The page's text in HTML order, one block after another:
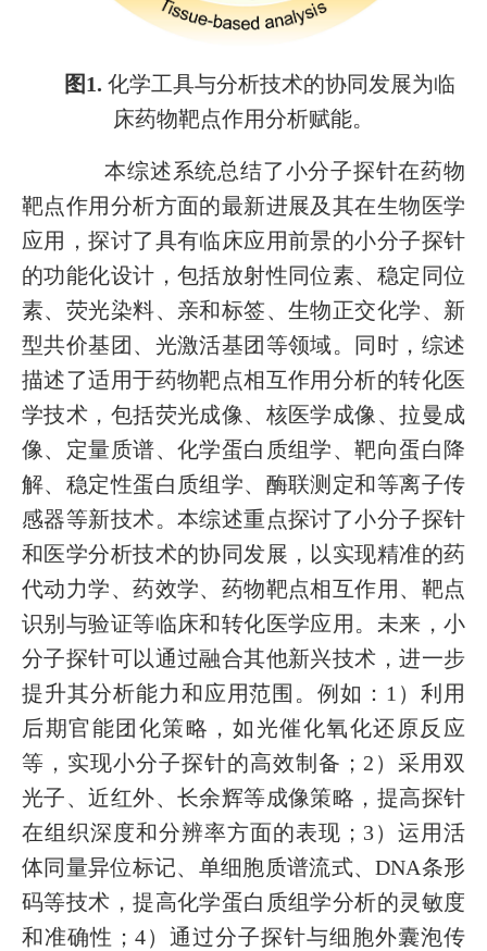
图1. 化学工具与分析技术的协同发展为临
床药物靶点作用分析赋能。
本综述系统总结了小分子探针在药物
靶点作用分析方面的最新进展及其在生物医学
应用，探讨了具有临床应用前景的小分子探针
的功能化设计，包括放射性同位素、稳定同位
素、荧光染料、亲和标签、生物正交化学、新
型共价基团、光激活基团等领域。同时，综述
描述了适用于药物靶点相互作用分析的转化医
学技术，包括荧光成像、核医学成像、拉曼成
像、定量质谱、化学蛋白质组学、靶向蛋白降
解、稳定性蛋白质组学、酶联测定和等离子传
感器等新技术。本综述重点探讨了小分子探针
和医学分析技术的协同发展，以实现精准的药
代动力学、药效学、药物靶点相互作用、靶点
识别与验证等临床和转化医学应用。未来，小
分子探针可以通过融合其他新兴技术，进一步
提升其分析能力和应用范围。例如：1）利用
后期官能团化策略，如光催化氧化还原反应
等，实现小分子探针的高效制备；2）采用双
光子、近红外、长余辉等成像策略，提高探针
在组织深度和分辨率方面的表现；3）运用活
体同量异位标记、单细胞质谱流式、DNA条形
码等技术，提高化学蛋白质组学分析的灵敏度
和准确性；4）通过分子探针与细胞外囊泡传